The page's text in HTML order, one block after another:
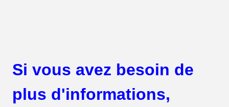
Si vous avez besoin de
plus d'informations,